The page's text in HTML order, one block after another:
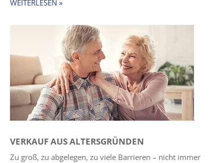
WEITERLESEN »
VERKAUF AUS ALTERSGRÜNDEN
Zu groß, zu abgelegen, zu viele Barrieren – nicht immer